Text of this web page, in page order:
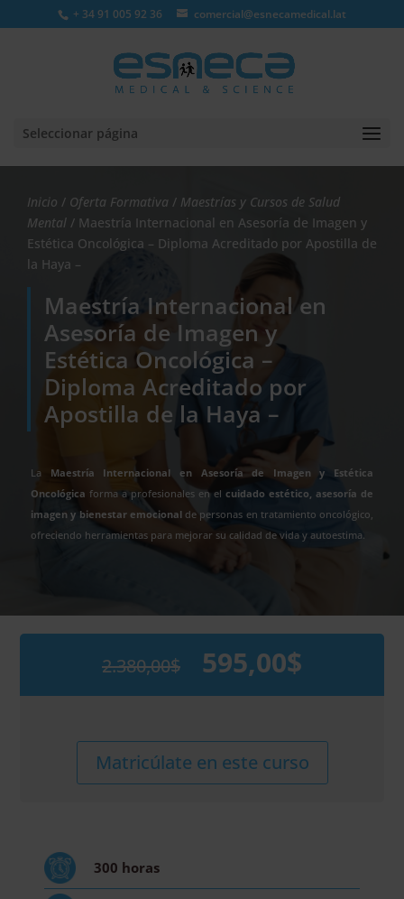
+ 34 91 005 92 36 comercial@esnecamedical.lat
Seleccionar página
Inicio / Oferta Formativa / Maestrías y Cursos de Salud
Mental / Maestría Internacional en Asesoría de Imagen y
Estética Oncológica – Diploma Acreditado por Apostilla de
la Haya –
Maestría Internacional en
Asesoría de Imagen y
Estética Oncológica –
Diploma Acreditado por
Apostilla de la Haya –
La Maestría Internacional en Asesoría de Imagen y Estética
Oncológica forma a profesionales en el cuidado estético, asesoría de
imagen y bienestar emocionalde personas en tratamiento oncológico,
ofreciendo herramientas para mejorar su calidad de vida y autoestima.
2.380,00$
2.380,00$.
595,00$
595,00$.
Internacional
Matricúlate en este curso
300 horas